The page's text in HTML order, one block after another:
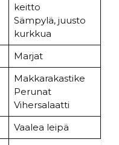
keitto
Sämpylä, juusto
kurkkua
Marjat
Makkarakastike
Perunat
Vihersalaatti
Vaalea leipä